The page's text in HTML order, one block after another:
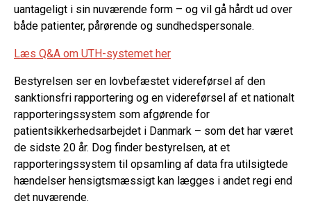
uantageligt i sin nuværende form – og vil gå hårdt ud over
både patienter, pårørende og sundhedspersonale.
Læs Q&A om UTH-systemet her
Bestyrelsen ser en lovbefæstet videreførsel af den
sanktionsfri rapportering og en videreførsel af et nationalt
rapporteringssystem som afgørende for
patientsikkerhedsarbejdet i Danmark – som det har været
de sidste 20 år. Dog finder bestyrelsen, at et
rapporteringssystem til opsamling af data fra utilsigtede
hændelser hensigtsmæssigt kan lægges i andet regi end
det nuværende.